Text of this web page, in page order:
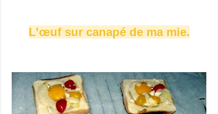
L’œuf sur canapé de ma mie.